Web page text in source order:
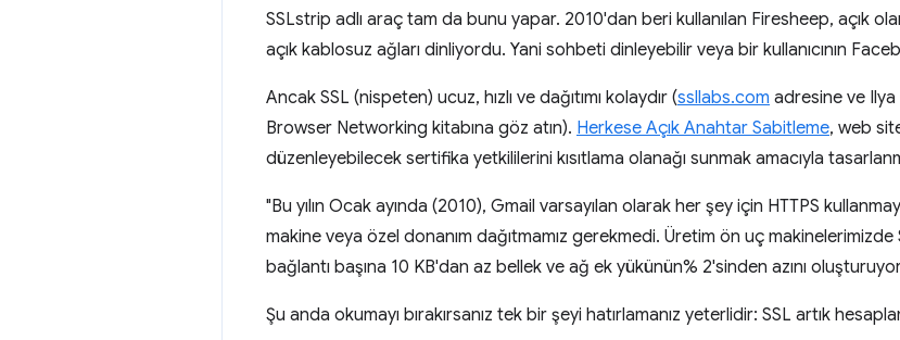
SSLstrip adlı araç tam da bunu yapar. 2010'dan beri kullanılan Firesheep, açık
açık kablosuz ağları dinliyordu. Yani sohbeti dinleyebilir veya bir kullanıcının
Ancak SSL (nispeten) ucuz, hızlı ve dağıtımı kolaydır (ssllabs.com adresine ve
Browser Networking kitabına göz atın). Herkese Açık Anahtar Sabitleme, web
düzenleyebilecek sertifika yetkililerini kısıtlama olanağı sunmak amacıyla
"Bu yılın Ocak ayında (2010), Gmail varsayılan olarak her şey için HTTPS
makine veya özel donanım dağıtmamız gerekmedi. Üretim ön uç makinelerimizde
bağlantı başına 10 KB'dan az bellek ve ağ ek yükünün% 2'sinden azını
Şu anda okumayı bırakırsanız tek bir şeyi hatırlamanız yeterlidir: SSL artık